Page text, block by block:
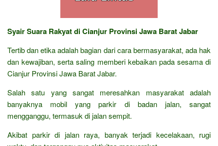
Syair Suara Rakyat di Cianjur Provinsi Jawa Barat Jabar
Tertib dan etika adalah bagian dari cara bermasyarakat, ada hak
dan kewajiban, serta saling memberi kebaikan pada sesama di
Cianjur Provinsi Jawa Barat Jabar.
Salah satu yang sangat meresahkan masyarakat adalah
banyaknya mobil yang parkir di badan jalan, sangat
mengganggu, termasuk di jalan sempit.
Akibat parkir di jalan raya, banyak terjadi kecelakaan, rugi